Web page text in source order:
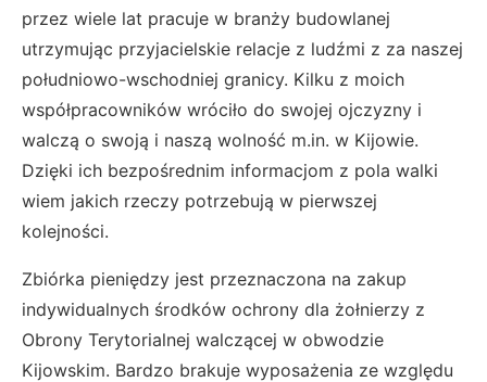
przez wiele lat pracuje w branży budowlanej
utrzymując przyjacielskie relacje z ludźmi z za naszej
południowo-wschodniej granicy. Kilku z moich
współpracowników wróciło do swojej ojczyzny i
walczą o swoją i naszą wolność m.in. w Kijowie.
Dzięki ich bezpośrednim informacjom z pola walki
wiem jakich rzeczy potrzebują w pierwszej
kolejności.
Zbiórka pieniędzy jest przeznaczona na zakup
indywidualnych środków ochrony dla żołnierzy z
Obrony Terytorialnej walczącej w obwodzie
Kijowskim. Bardzo brakuje wyposażenia ze względu